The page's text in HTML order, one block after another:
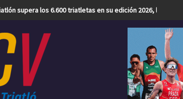
supera los 6.600 triatletas en su edición 2026, la más